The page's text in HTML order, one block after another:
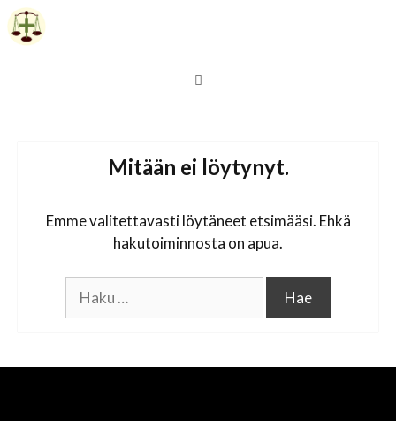
Siirry
sisältöön
Mitään ei löytynyt.
Emme valitettavasti löytäneet etsimääsi. Ehkä
hakutoiminnosta on apua.